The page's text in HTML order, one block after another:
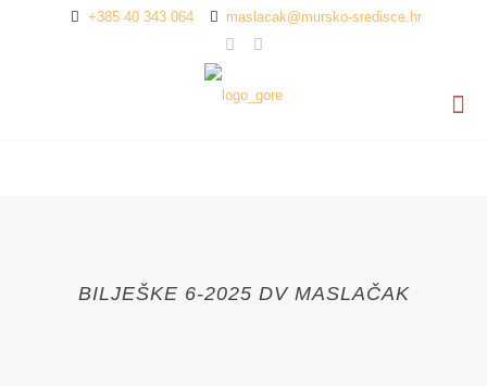
+385 40 343 064 maslacak@mursko-sredisce.hr
BILJEŠKE 6-2025 DV MASLAČAK